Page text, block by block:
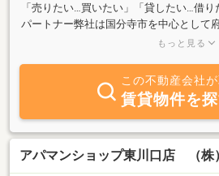
「売りたい…買いたい」「貸したい…借
パートナー弊社は国分寺市を中心として
小金井市の売買物件（マンション、戸建
んでおります。弊社のモットーでもあり
すく』を全面に出し、一人一人のお客様
くまで物件をお探し致しますと共に、ご
が完了しますように、弊社のネットワー
活動に専念させて頂きます。また、弊社
件のご紹介、オーナー様向け賃貸物件管
もっと見る
この不動産会社
賃貸物件を
アパマンショップ東川口店 （株